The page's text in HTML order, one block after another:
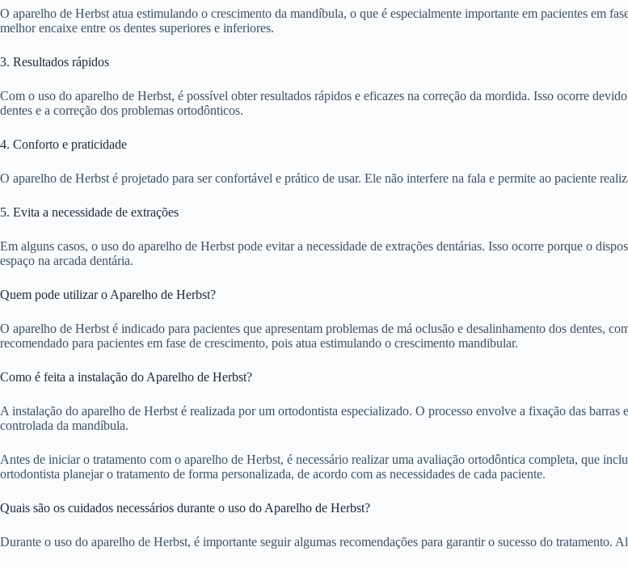
O aparelho de Herbst atua estimulando o crescimento da mandíbula, o que é especialmente importante em pacientes em
melhor encaixe entre os dentes superiores e inferiores.
3. Resultados rápidos
Com o uso do aparelho de Herbst, é possível obter resultados rápidos e eficazes na correção da mordida. Isso ocorre
dentes e a correção dos problemas ortodônticos.
4. Conforto e praticidade
O aparelho de Herbst é projetado para ser confortável e prático de usar. Ele não interfere na fala e permite ao paciente
5. Evita a necessidade de extrações
Em alguns casos, o uso do aparelho de Herbst pode evitar a necessidade de extrações dentárias. Isso ocorre porque o
espaço na arcada dentária.
Quem pode utilizar o Aparelho de Herbst?
O aparelho de Herbst é indicado para pacientes que apresentam problemas de má oclusão e desalinhamento dos dentes,
recomendado para pacientes em fase de crescimento, pois atua estimulando o crescimento mandibular.
Como é feita a instalação do Aparelho de Herbst?
A instalação do aparelho de Herbst é realizada por um ortodontista especializado. O processo envolve a fixação das
controlada da mandíbula.
Antes de iniciar o tratamento com o aparelho de Herbst, é necessário realizar uma avaliação ortodôntica completa, que
ortodontista planejar o tratamento de forma personalizada, de acordo com as necessidades de cada paciente.
Quais são os cuidados necessários durante o uso do Aparelho de Herbst?
Durante o uso do aparelho de Herbst, é importante seguir algumas recomendações para garantir o sucesso do tratamento.